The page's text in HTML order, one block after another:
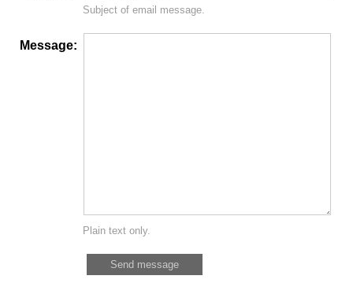
Subject of email message.
Message:
Plain text only.